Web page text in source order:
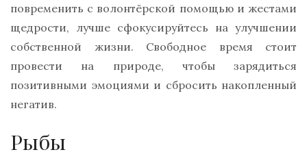
повременить с волонтёрской помощью и жестами
щедрости, лучше сфокусируйтесь на улучшении
собственной жизни. Свободное время стоит
провести на природе, чтобы зарядиться
позитивными эмоциями и сбросить накопленный
негатив.
Рыбы